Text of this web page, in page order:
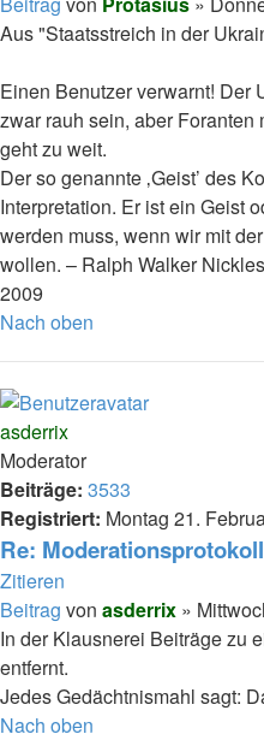
Aus "Staatsstreich in der
Einen Benutzer verwarnt! Der
zwar rauh sein, aber
geht zu weit.
Der so genannte ‚Geist’ des
Interpretation. Er ist ein Geist
werden muss, wenn wir mit
wollen. – Ralph Walker
2009
Nach oben
asderrix
Moderator
Beiträge: 3533
Registriert: Montag 21.
Re:
Zitieren
Beitrag von asderrix »
In der Klausnerei Beiträge zu
entfernt.
Jedes Gedächtnismahl sagt:
Nach oben